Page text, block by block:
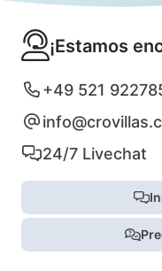
¡Estamos
+49 521
24/7 Livechat